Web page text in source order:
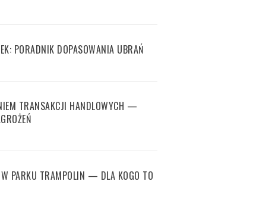
PORADNIK DOPASOWANIA UBRAŃ
TRANSAKCJI HANDLOWYCH —
PARKU TRAMPOLIN — DLA KOGO TO